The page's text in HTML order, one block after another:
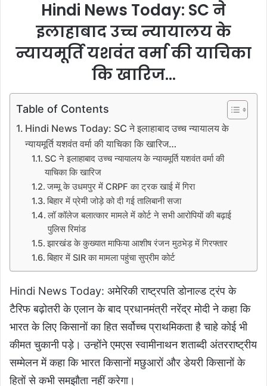
Hindi News Today: SC ने
इलाहाबाद उच्च न्यायालय के
न्यायमूर्ति यशवंत वर्मा की याचिका
कि खारिज…
Table of Contents
Hindi News Today: SC ने इलाहाबाद उच्च न्यायालय के
न्यायमूर्ति यशवंत वर्मा की याचिका कि खारिज…
SC ने इलाहाबाद उच्च न्यायालय के न्यायमूर्ति यशवंत वर्मा की
याचिका कि खारिज
जम्मू के उधमपुर में CRPF का ट्रक खाई में गिरा
बिहार में प्रेमी जोड़े को दी गई तालिबानी सजा
लॉ कॉलेज बलात्कार मामले में कोर्ट ने सभी आरोपियों की बढ़ाई
पुलिस रिमांड
झारखंड के कुख्यात माफिया आशीष रंजन मुठभेड़ में गिरफ्तार
बिहार में SIR का मामला पहुंचा सुप्रीम कोर्ट
Hindi News Today: अमेरिकी राष्ट्रपति डोनाल्ड ट्रंप के
टैरिफ बढ़ोतरी के एलान के बाद प्रधानमंत्री नरेंद्र मोदी ने कहा कि
भारत के लिए किसानों का हित सर्वोच्च प्राथमिकता है चाहे कोई भी
कीमत चुकानी पड़े। उन्होंने एमएस स्वामीनाथन शताब्दी अंतरराष्ट्रीय
सम्मेलन में कहा कि भारत किसानों मछुआरों और डेयरी किसानों के
हितों से कभी समझौता नहीं करेगा।